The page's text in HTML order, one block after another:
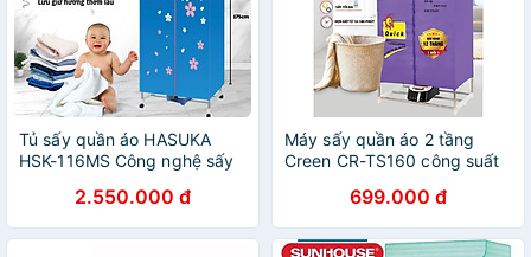
Tủ sấy quần áo HASUKA
HSK-116MS Công nghệ sấy
khả năng bảo vệ quần áo
(BH 12 tháng) - HÀNG
CHÍNH HÃNG
2.550.000 đ
Máy sấy quần áo 2 tầng
Creen CR-TS160 công suất
20kg, sấy khô tĩnh học -
Hàng chính hãng
699.000 đ